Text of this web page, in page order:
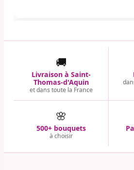
🚚
Livraison à Saint-
Thomas-d'Aquin
et dans toute la France
🌸
500+ bouquets
à choisir